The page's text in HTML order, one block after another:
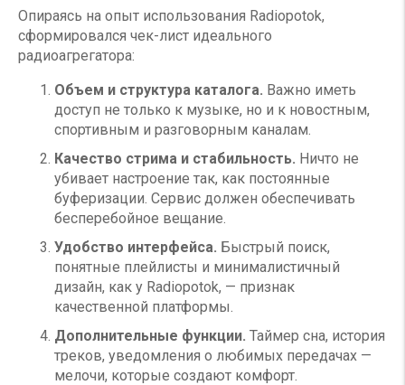
Опираясь на опыт использования Radiopotok,
сформировался чек-лист идеального
радиоагрегатора:
Объем и структура каталога. Важно иметь
доступ не только к музыке, но и к новостным,
спортивным и разговорным каналам.
Качество стрима и стабильность. Ничто не
убивает настроение так, как постоянные
буферизации. Сервис должен обеспечивать
бесперебойное вещание.
Удобство интерфейса. Быстрый поиск,
понятные плейлисты и минималистичный
дизайн, как у Radiopotok, — признак
качественной платформы.
Дополнительные функции. Таймер сна, история
треков, уведомления о любимых передачах —
мелочи, которые создают комфорт.